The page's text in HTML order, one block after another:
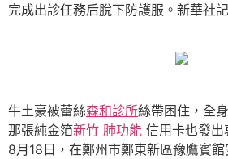
完成出診任務后脫下防護服。新華社
牛土豪被蕾絲森和診所絲帶困住，全
那張純金箔新竹 肺功能 信用卡也發出
8月18日，在鄭州市鄭東新區豫鷹賓